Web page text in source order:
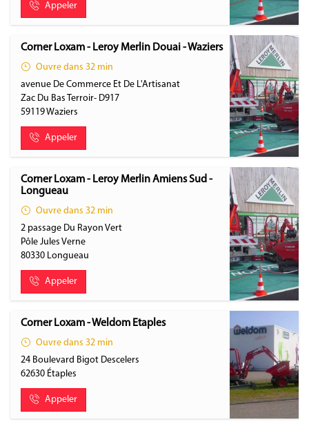
Appeler
Corner Loxam - Leroy Merlin Douai - Waziers
Ouvre dans 32 min
avenue De Commerce Et De L'Artisanat
Zac Du Bas Terroir- D917
59119Waziers
Appeler
Corner Loxam - Leroy Merlin Amiens Sud -
Longueau
Ouvre dans 32 min
2 passage Du Rayon Vert
Pôle Jules Verne
80330 Longueau
Appeler
Corner Loxam - Weldom Etaples
Ouvre dans 32 min
24 Boulevard Bigot Descelers
62630 Étaples
Appeler